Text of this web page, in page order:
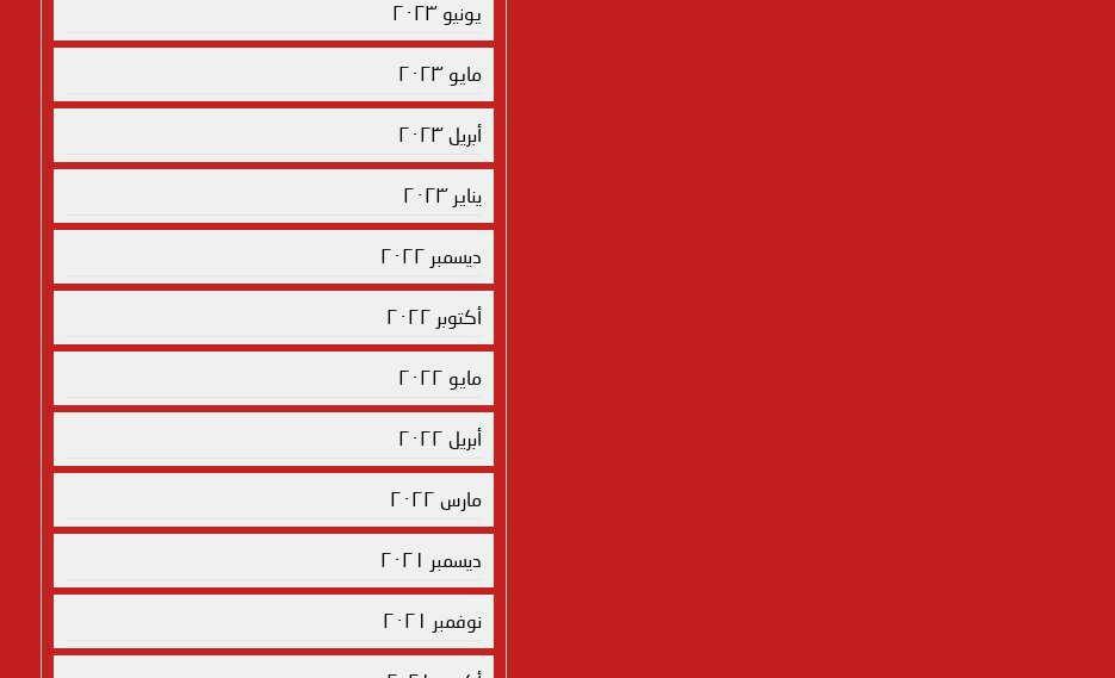
يونيو ٢٠٢٣
مايو ٢٠٢٣
أبريل ٢٠٢٣
يناير ٢٠٢٣
ديسمبر ٢٠٢٢
أكتوبر ٢٠٢٢
مايو ٢٠٢٢
أبريل ٢٠٢٢
مارس ٢٠٢٢
ديسمبر ٢٠٢١
نوفمبر ٢٠٢١